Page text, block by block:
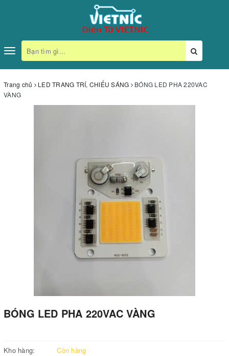
Toggle
navigation
Trang chủ LED TRANG TRÍ, CHIẾU SÁNG
BÓNG LED PHA 220VAC
VÀNG
BÓNG LED PHA 220VAC VÀNG
Kho hàng:
Còn hàng